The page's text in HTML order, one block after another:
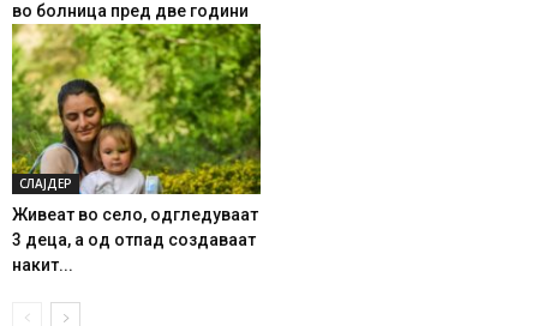
во болница пред две години
СЛАЈДЕР
Живеат во село, одгледуваат
3 деца, а од отпад создаваат
накит...